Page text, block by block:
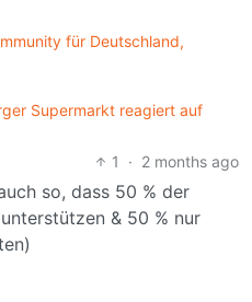
für Deutschland,
Supermarkt reagiert auf
1
· 2 months ago
so, dass 50 % der
& 50 % nur